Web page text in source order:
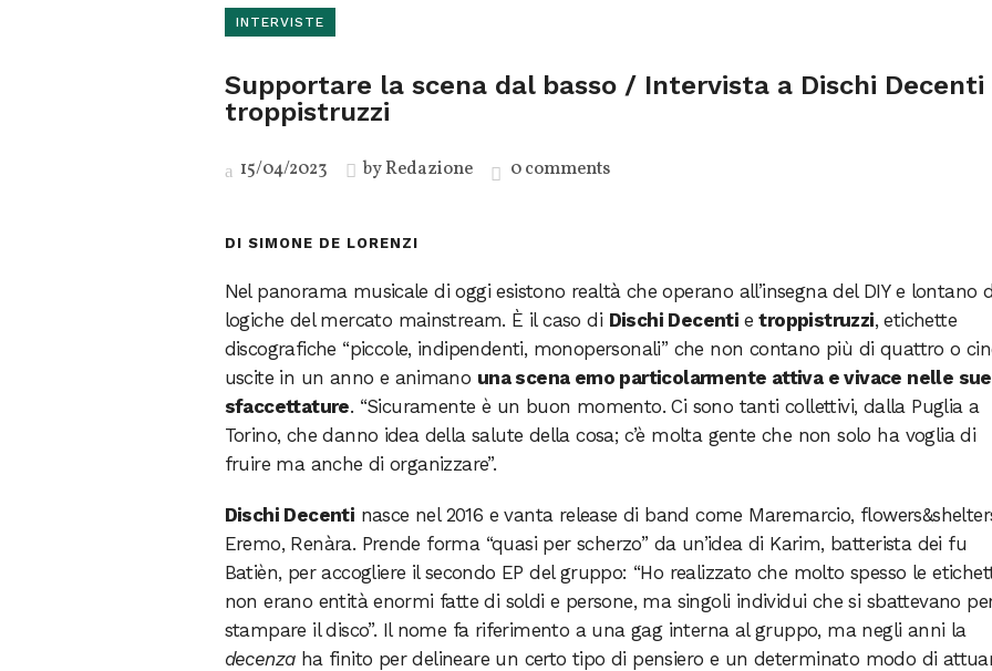
INTERVISTE
Supportare la scena dal basso / Intervista a Dischi Decenti
troppistruzzi
15/04/2023 byRedazione 0 comments
DI SIMONE DE LORENZI
Nel panorama musicale di oggi esistono realtà che operano all’insegna del DIY e lontano
logiche del mercato mainstream. È il caso di Dischi Decenti etroppistruzzi, etichette
discografiche “piccole, indipendenti, monopersonali” che non contano più di quattro o
uscite in un anno e animano una scena emo particolarmente attiva e vivace nelle sue
sfaccettature. “Sicuramente è un buon momento. Ci sono tanti collettivi, dalla Puglia a
Torino, che danno idea della salute della cosa; c’è molta gente che non solo ha voglia di
fruire ma anche di organizzare”.
Dischi Decenti nasce nel 2016 e vanta release di band come Maremarcio,
Eremo, Renàra. Prende forma “quasi per scherzo” da un’idea di Karim, batterista dei fu
Batièn, per accogliere il secondo EP del gruppo: “Ho realizzato che molto spesso le
non erano entità enormi fatte di soldi e persone, ma singoli individui che si sbattevano
stampare il disco”. Il nome fa riferimento a una gag interna al gruppo, ma negli anni la
decenza ha finito per delineare un certo tipo di pensiero e un determinato modo di